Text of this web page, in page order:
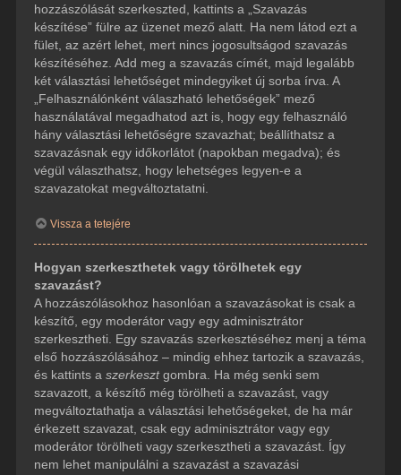
hozzászólását szerkeszted, kattints a „Szavazás
készítése” fülre az üzenet mező alatt. Ha nem látod ezt a
fület, az azért lehet, mert nincs jogosultságod szavazás
készítéséhez. Add meg a szavazás címét, majd legalább
két választási lehetőséget mindegyiket új sorba írva. A
„Felhasználónként válaszható lehetőségek” mező
használatával megadhatod azt is, hogy egy felhasználó
hány választási lehetőségre szavazhat; beállíthatsz a
szavazásnak egy időkorlátot (napokban megadva); és
végül választhatsz, hogy lehetséges legyen-e a
szavazatokat megváltoztatatni.
Vissza a tetejére
Hogyan szerkeszthetek vagy törölhetek egy
szavazást?
A hozzászólásokhoz hasonlóan a szavazásokat is csak a
készítő, egy moderátor vagy egy adminisztrátor
szerkesztheti. Egy szavazás szerkesztéséhez menj a téma
első hozzászólásához – mindig ehhez tartozik a szavazás,
és kattints a szerkesztgombra. Ha még senki sem
szavazott, a készítő még törölheti a szavazást, vagy
megváltoztathatja a választási lehetőségeket, de ha már
érkezett szavazat, csak egy adminisztrátor vagy egy
moderátor törölheti vagy szerkesztheti a szavazást. Így
nem lehet manipulálni a szavazást a szavazási